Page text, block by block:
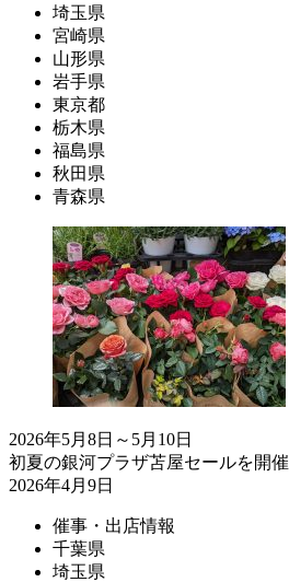
埼玉県
宮崎県
山形県
岩手県
東京都
栃木県
福島県
秋田県
青森県
2026年5月8日～5月10日
初夏の銀河プラザ苫屋セールを開催
2026年4月9日
催事・出店情報
千葉県
埼玉県